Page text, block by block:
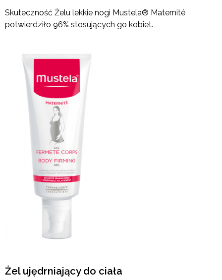
Skuteczność Żelu lekkie nogi Mustela® Maternité
potwierdziło 96% stosujących go kobiet.
Żel ujędrniający do ciała